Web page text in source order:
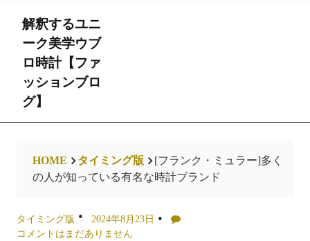
content
解釈するユニ
ーク美学ウブ
ロ時計【ファ
ッションブロ
グ】
HOME タイミング版
[フランク・ミュラー]多く
の人が知っている有名な時計ブランド
タイミング版
2024年8月23日
コメントはまだありません